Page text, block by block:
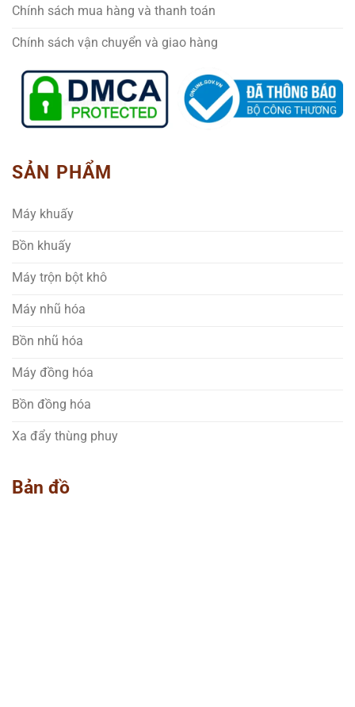
Chính sách mua hàng và thanh toán
Chính sách vận chuyển và giao hàng
SẢN PHẨM
Máy khuấy
Bồn khuấy
Máy trộn bột khô
Máy nhũ hóa
Bồn nhũ hóa
Máy đồng hóa
Bồn đồng hóa
Xa đẩy thùng phuy
Bản đồ